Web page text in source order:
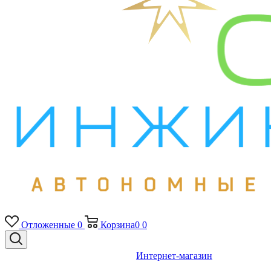
Отложенные 0 Корзина0 0
Интернет-магазин